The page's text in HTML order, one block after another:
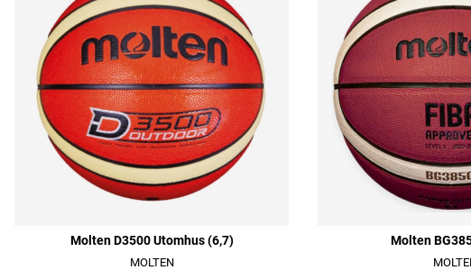
Molten D3500 Utomhus (6,7)
MOLTEN
Molten